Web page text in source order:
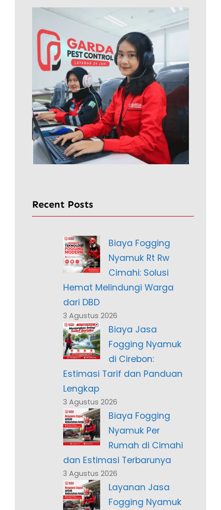
Recent Posts
Biaya Fogging
Nyamuk Rt Rw
Cimahi: Solusi
Hemat Melindungi Warga
dari DBD
3 Agustus 2026
Biaya Jasa
Fogging Nyamuk
di Cirebon:
Estimasi Tarif dan Panduan
Lengkap
3 Agustus 2026
Biaya Fogging
Nyamuk Per
Rumah di Cimahi
dan Estimasi Terbarunya
3 Agustus 2026
Layanan Jasa
Fogging Nyamuk